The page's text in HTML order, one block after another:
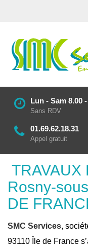
Lun - Sam 8.00
Sans RDV
01.69.62.18.31
Appel gratuit
TRAVAUX
Rosny-
DE
SMC Services,
93110 Île de France